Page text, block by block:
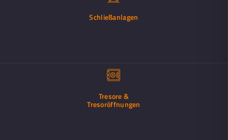
Schließanlagen
Tresore &
Tresoröffnungen